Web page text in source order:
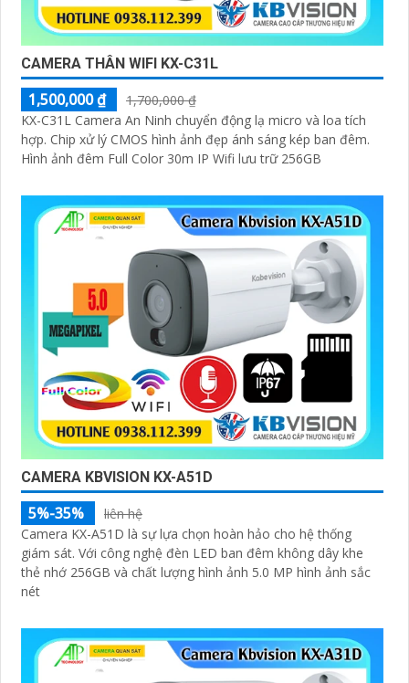
CAMERA THÂN WIFI KX-C31L
1,500,000 ₫
1,700,000 ₫
KX-C31L Camera An Ninh chuyển động lạ micro và loa tích
hợp. Chip xử lý CMOS hình ảnh đẹp ánh sáng kép ban đêm.
Hình ảnh đêm Full Color 30m IP Wifi lưu trữ 256GB
CAMERA KBVISION KX-A51D
5%-35%
liên hệ
Camera KX-A51D là sự lựa chọn hoàn hảo cho hệ thống
giám sát. Với công nghệ đèn LED ban đêm không dây khe
thẻ nhớ 256GB và chất lượng hình ảnh 5.0 MP hình ảnh sắc
nét